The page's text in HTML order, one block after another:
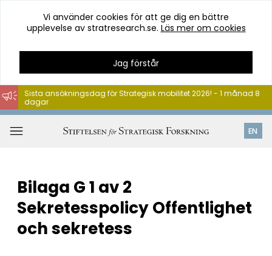
Hoppa
till
innehåll
Vi använder cookies för att ge dig en bättre
upplevelse av stratresearch.se. Läs mer om cookies
Jag förstår
EN
Sista ansökningsdag för Strategisk mobilitet 2026! - 1 månad 8
dagar
Bilaga G 1 av 2
Sekretesspolicy Offentlighet
och sekretess